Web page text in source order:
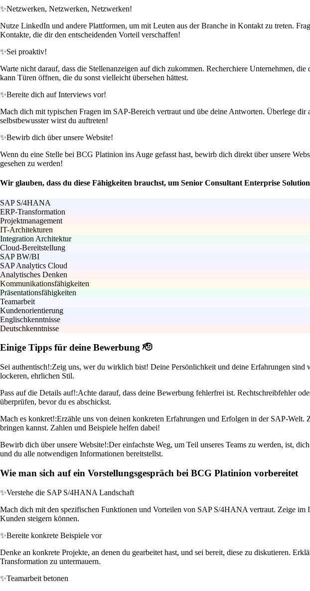
✨Netzwerken, Netzwerken, Netzwerken!
Nutze LinkedIn und andere Plattformen, um mit Leuten aus der Branche in Kontakt zu treten.
Kontakte, die dir den entscheidenden Vorteil verschaffen!
✨Sei proaktiv!
Warte nicht darauf, dass die Stellenanzeigen auf dich zukommen. Recherchiere Unternehmen,
kann Türen öffnen, die du sonst vielleicht übersehen hättest.
✨Bereite dich auf Interviews vor!
Mach dich mit typischen Fragen im SAP-Bereich vertraut und übe deine Antworten. Überlege dir
selbstbewusster wirst du auftreten!
✨Bewirb dich über unsere Website!
Wenn du eine Stelle bei BCG Platinion ins Auge gefasst hast, bewirb dich direkt über unsere
gesehen zu werden!
Wir glauben, dass du diese Fähigkeiten brauchst, um Senior Consultant Enterprise
SAP S/4HANA
ERP-Transformation
Projektmanagement
IT-Architekturen
Integration Architektur
Cloud-Bereitstellung
SAP BW/BI
SAP Analytics Cloud
Analytisches Denken
Kommunikationsfähigkeiten
Präsentationsfähigkeiten
Teamarbeit
Kundenorientierung
Englischkenntnisse
Deutschkenntnisse
Einige Tipps für deine Bewerbung 🫡
Sei authentisch!:Zeig uns, wer du wirklich bist! Deine Persönlichkeit und deine Erfahrungen sind
lockeren, ehrlichen Stil.
Pass auf die Details auf!:Achte darauf, dass deine Bewerbung fehlerfrei ist. Rechtschreibfehler
überprüfen, bevor du es abschickst.
Mach es konkret!:Erzähle uns von deinen konkreten Erfahrungen und Erfolgen in der SAP-Welt.
bringen kannst. Zahlen und Beispiele helfen dabei!
Bewirb dich über unsere Website!:Der einfachste Weg, um Teil unseres Teams zu werden, ist,
und du alle notwendigen Informationen bereitstellst.
Wie man sich auf ein Vorstellungsgespräch bei BCG Platinion vorbereitet
✨Verstehe die SAP S/4HANA Landschaft
Mach dich mit den spezifischen Funktionen und Vorteilen von SAP S/4HANA vertraut. Zeige im
Kunden steigern können.
✨Bereite konkrete Beispiele vor
Denke an konkrete Projekte, an denen du gearbeitet hast, und sei bereit, diese zu diskutieren.
Transformation zu untermauern.
✨Teamarbeit betonen